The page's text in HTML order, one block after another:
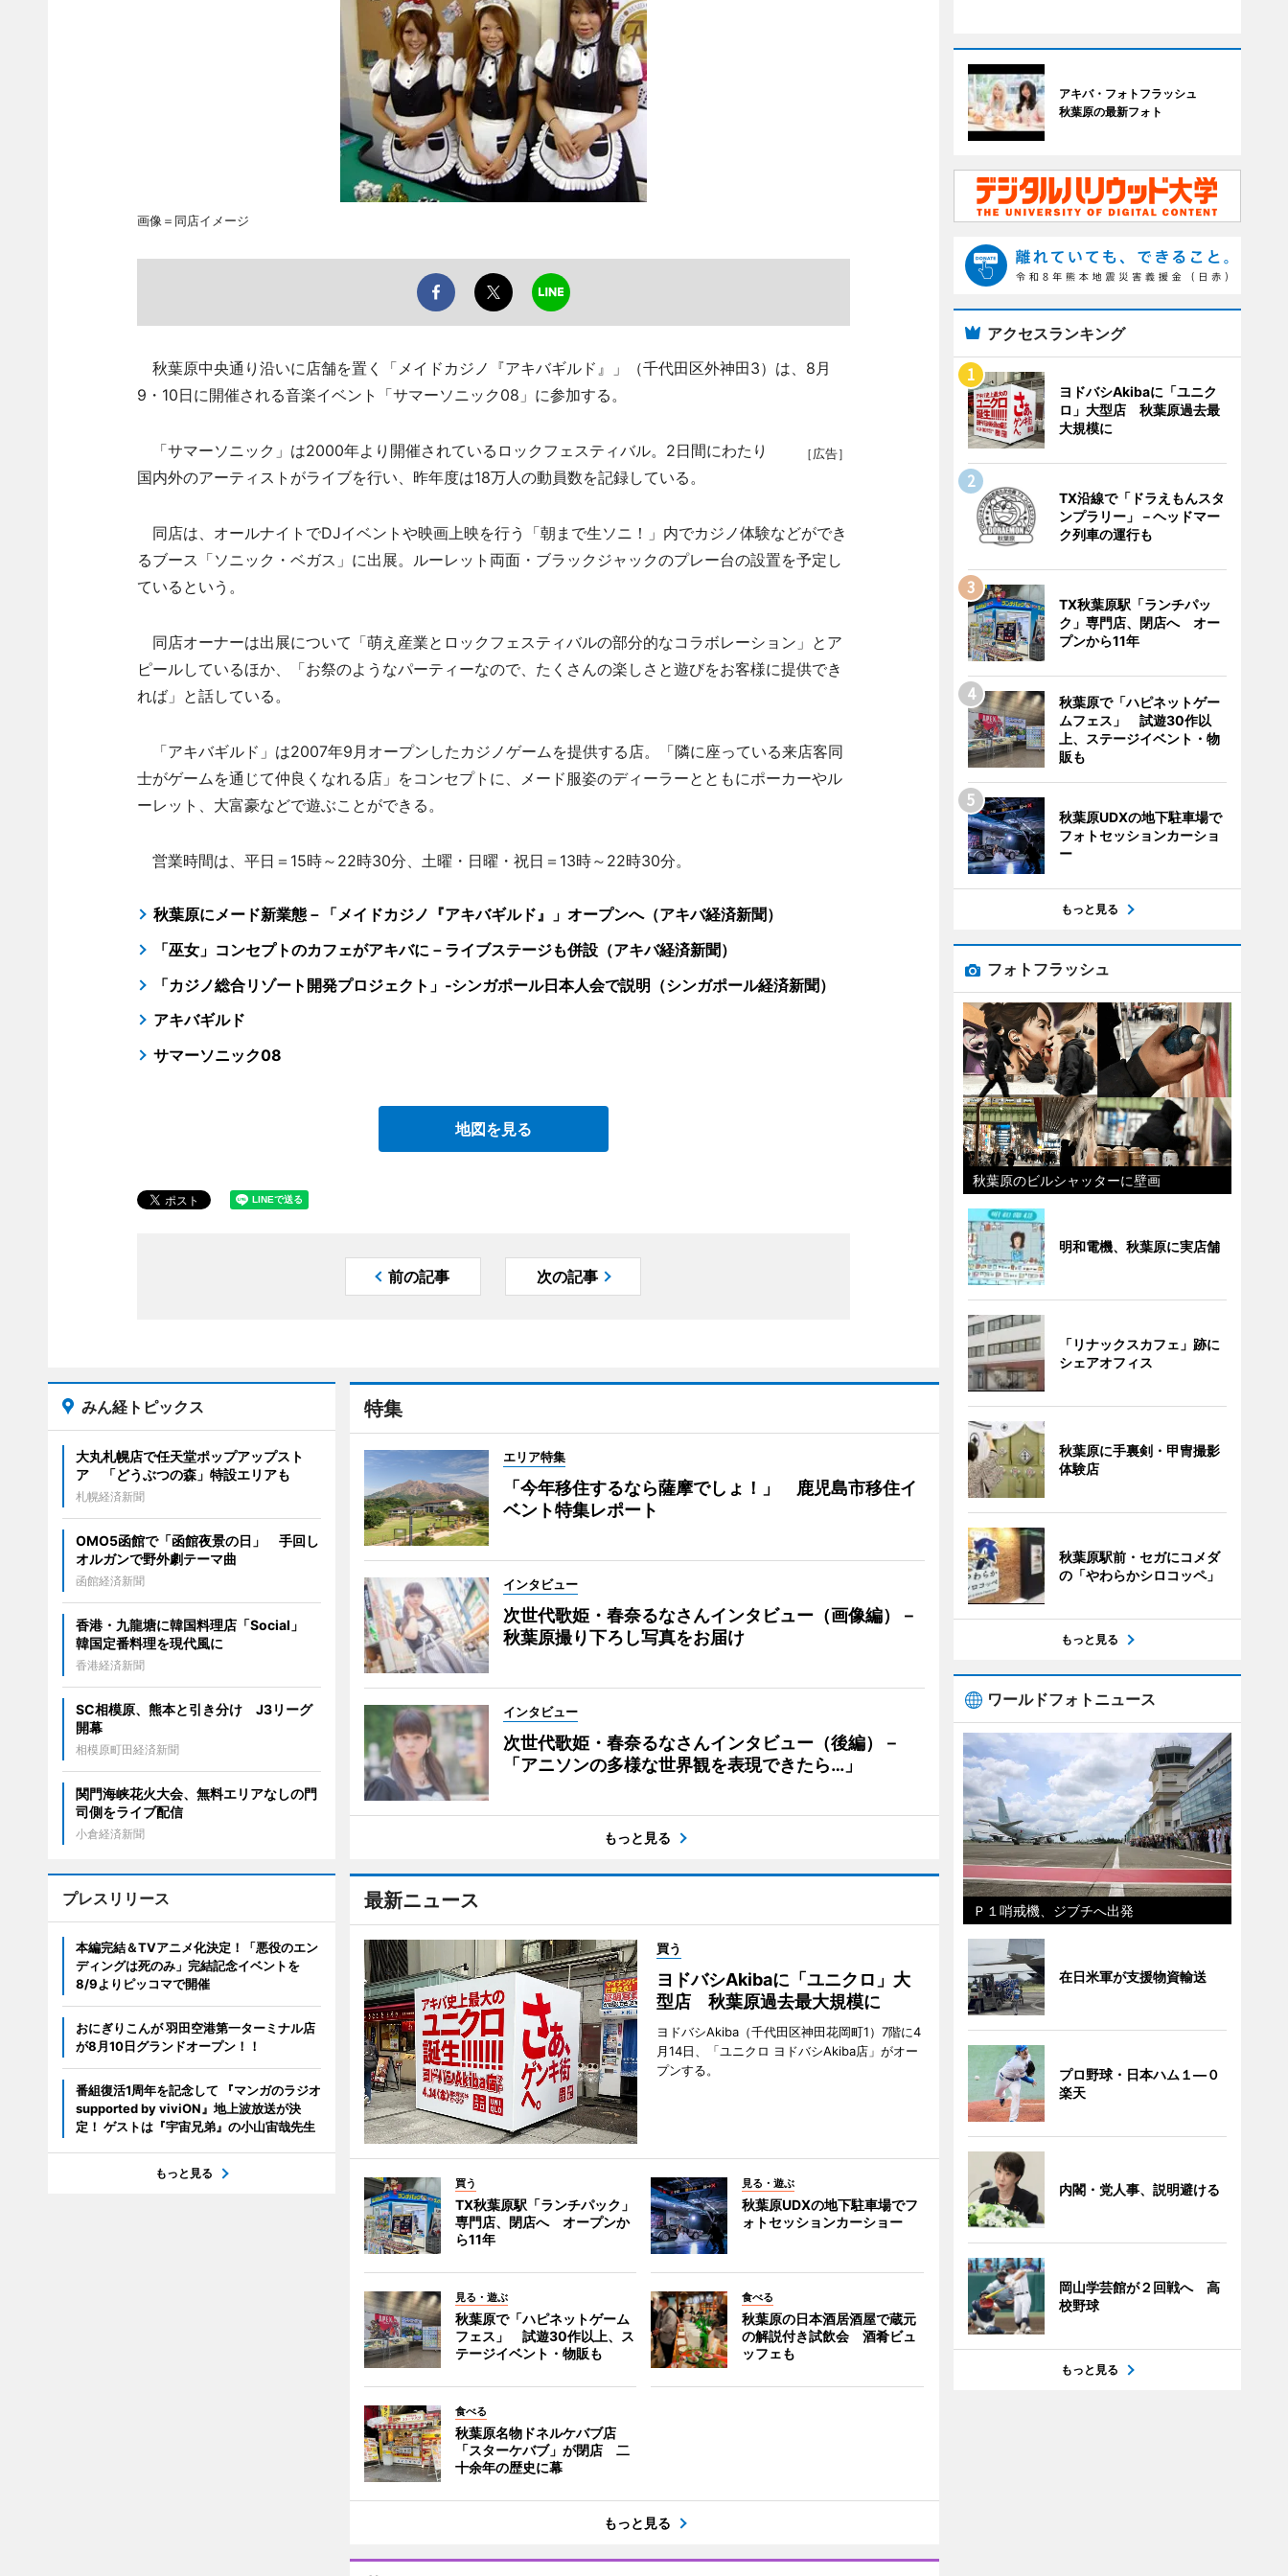
画像＝同店イメージ
秋葉原中央通り沿いに店舗を置く「メイドカジノ『アキバギルド』」（千代田区外神田3）は、8月
9・10日に開催される音楽イベント「サマーソニック08」に参加する。
［広告］
「サマーソニック」は2000年より開催されているロックフェスティバル。2日間にわたり
国内外のアーティストがライブを行い、昨年度は18万人の動員数を記録している。
同店は、オールナイトでDJイベントや映画上映を行う「朝まで生ソニ！」内でカジノ体験などができ
るブース「ソニック・ベガス」に出展。ルーレット両面・ブラックジャックのプレー台の設置を予定し
ているという。
同店オーナーは出展について「萌え産業とロックフェスティバルの部分的なコラボレーション」とア
ピールしているほか、「お祭のようなパーティーなので、たくさんの楽しさと遊びをお客様に提供でき
れば」と話している。
「アキバギルド」は2007年9月オープンしたカジノゲームを提供する店。「隣に座っている来店客同
士がゲームを通じて仲良くなれる店」をコンセプトに、メード服姿のディーラーとともにポーカーやル
ーレット、大富豪などで遊ぶことができる。
営業時間は、平日＝15時～22時30分、土曜・日曜・祝日＝13時～22時30分。
秋葉原にメード新業態－「メイドカジノ『アキバギルド』」オープンへ（アキバ経済新聞）
「巫女」コンセプトのカフェがアキバに－ライブステージも併設（アキバ経済新聞）
「カジノ総合リゾート開発プロジェクト」‐シンガポール日本人会で説明（シンガポール経済新聞）
アキバギルド
サマーソニック08
地図を見る
前の記事 次の記事
特集
エリア特集
「今年移住するなら薩摩でしょ！」 鹿児島市移住イ
ベント特集レポート
インタビュー
次世代歌姫・春奈るなさんインタビュー（画像編）－
秋葉原撮り下ろし写真をお届け
インタビュー
次世代歌姫・春奈るなさんインタビュー（後編）－
「アニソンの多様な世界観を表現できたら…」
もっと見る
最新ニュース
買う
ヨドバシAkibaに「ユニクロ」大
型店 秋葉原過去最大規模に
ヨドバシAkiba（千代田区神田花岡町1）7階に4
月14日、「ユニクロ ヨドバシAkiba店」がオー
プンする。
買う
TX秋葉原駅「ランチパック」
専門店、閉店へ オープンか
ら11年
見る・遊ぶ
秋葉原UDXの地下駐車場でフ
ォトセッションカーショー
見る・遊ぶ
秋葉原で「ハピネットゲーム
フェス」 試遊30作以上、ス
テージイベント・物販も
食べる
秋葉原の日本酒居酒屋で蔵元
の解説付き試飲会 酒肴ビュ
ッフェも
食べる
秋葉原名物ドネルケバブ店
「スターケバブ」が閉店 二
十余年の歴史に幕
もっと見る
みん経トピックス
大丸札幌店で任天堂ポップアップスト
ア 「どうぶつの森」特設エリアも
札幌経済新聞
OMO5函館で「函館夜景の日」 手回し
オルガンで野外劇テーマ曲
函館経済新聞
香港・九龍塘に韓国料理店「Social」
韓国定番料理を現代風に
香港経済新聞
SC相模原、熊本と引き分け J3リーグ
開幕
相模原町田経済新聞
関門海峡花火大会、無料エリアなしの門
司側をライブ配信
小倉経済新聞
プレスリリース
本編完結＆TVアニメ化決定！「悪役のエン
ディングは死のみ」完結記念イベントを
8/9よりピッコマで開催
おにぎりこんが 羽田空港第一ターミナル店
が8月10日グランドオープン！！
番組復活1周年を記念して 『マンガのラジオ
supported by viviON』地上波放送が決
定！ ゲストは『宇宙兄弟』の小山宙哉先生
もっと見る
アキバ・フォトフラッシュ
秋葉原の最新フォト
アクセスランキング
ヨドバシAkibaに「ユニク
ロ」大型店 秋葉原過去最
大規模に
TX沿線で「ドラえもんスタ
ンプラリー」－ヘッドマー
ク列車の運行も
TX秋葉原駅「ランチパッ
ク」専門店、閉店へ オー
プンから11年
秋葉原で「ハピネットゲー
ムフェス」 試遊30作以
上、ステージイベント・物
販も
秋葉原UDXの地下駐車場で
フォトセッションカーショ
ー
もっと見る
フォトフラッシュ
秋葉原のビルシャッターに壁画
明和電機、秋葉原に実店舗
「リナックスカフェ」跡に
シェアオフィス
秋葉原に手裏剣・甲冑撮影
体験店
秋葉原駅前・セガにコメダ
の「やわらかシロコッペ」
もっと見る
ワールドフォトニュース
Ｐ１哨戒機、ジブチへ出発
在日米軍が支援物資輸送
プロ野球・日本ハム１―０
楽天
内閣・党人事、説明避ける
岡山学芸館が２回戦へ 高
校野球
もっと見る